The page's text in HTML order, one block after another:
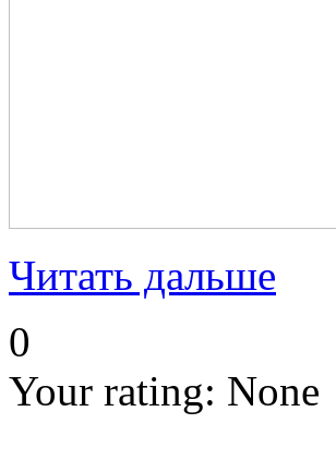
Читать дальше
0
Your rating: None